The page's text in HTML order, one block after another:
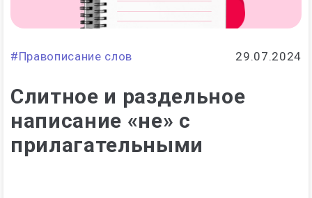
#Правописание слов 29.07.2024
Слитное и раздельное
написание «не» с
прилагательными